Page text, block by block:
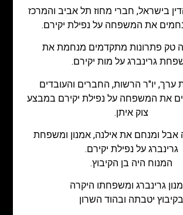
בישראל, חברי מחוז תל אביב והמרכז
את המשפחה על נפילת יקירם.
טק פתרונות מתקדמים מנחמת את
גרינברג על מות יקירם.
ערך, יו"ר הרשות, החברים והעובדים
את המשפחה על נפילת יקירם במבצע
צוק איתן.
אבל ומנחם את אילנה, אמנון ומשפחת
גרינברג על נפילת יקירם.
המנוח היה בן הקיבוץ.
גרינברג ומשפחתו היקרה
בקיבוץ יטבתה ובהוד השרון